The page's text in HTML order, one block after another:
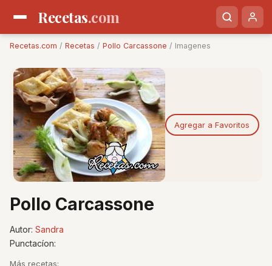
Recetas.com
Recetas.com / Recetas / Pollo Carcassone / Imagenes
Agregar a Favoritos
Pollo Carcassone
Autor: Sandra
Punctacíon:
Más recetas: